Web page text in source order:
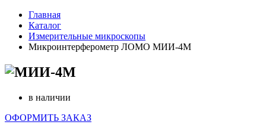
Главная
Каталог
Измерительные микроскопы
Микроинтерферометр ЛОМО МИИ-4М
в наличии
ОФОРМИТЬ ЗАКАЗ